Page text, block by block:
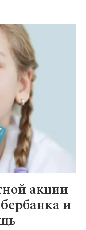
акции
и